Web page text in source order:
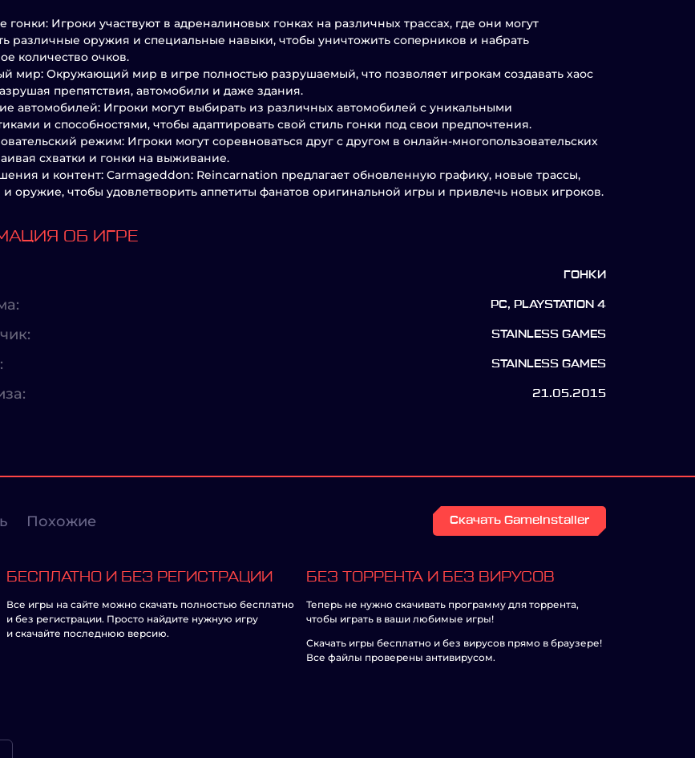
Игроки участвуют в адреналиновых гонках на различных трассах, где они могут
различные оружия и специальные навыки, чтобы уничтожить соперников и набрать
количество очков.
мир: Окружающий мир в игре полностью разрушаемый, что позволяет игрокам создавать хаос
препятствия, автомобили и даже здания.
автомобилей: Игроки могут выбирать из различных автомобилей с уникальными
и способностями, чтобы адаптировать свой стиль гонки под свои предпочтения.
режим: Игроки могут соревноваться друг с другом в онлайн-многопользовательских
схватки и гонки на выживание.
и контент: Carmageddon: Reincarnation предлагает обновленную графику, новые трассы,
оружие, чтобы удовлетворить аппетиты фанатов оригинальной игры и привлечь новых игроков.
ОБ ИГРЕ
ГОНКИ
PC, PLAYSTATION 4
STAINLESS GAMES
STAINLESS GAMES
21.05.2015
Похожие Скачать GameInstaller
БЕСПЛАТНО И БЕЗ РЕГИСТРАЦИИ
Все игры на сайте можно скачать полностью бесплатно
и без регистрации. Просто найдите нужную игру
и скачайте последнюю версию.
БЕЗ ТОРРЕНТА И БЕЗ ВИРУСОВ
Теперь не нужно скачивать программу для торрента,
чтобы играть в ваши любимые игры!
Скачать игры бесплатно и без вирусов прямо в браузере!
Все файлы проверены антивирусом.